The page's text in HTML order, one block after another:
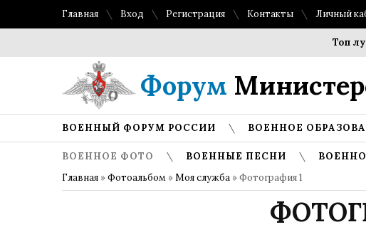
Главная Вход Регистрация Контакты Личный
Топ
Форум
ВОЕННЫЙ ФОРУМ РОССИИ ВОЕННОЕ
ВОЕННОЕ ФОТО ВОЕННЫЕ ПЕСНИ
Главная »Фотоальбом »Моя служба » Фотография 1